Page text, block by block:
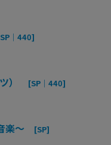
｜440]
）
[SP｜440]
楽～
[SP]